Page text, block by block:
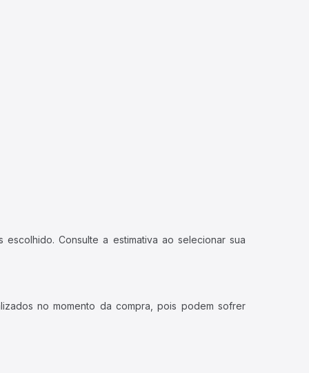
Consulte a estimativa ao selecionar sua
no momento da compra, pois podem sofrer